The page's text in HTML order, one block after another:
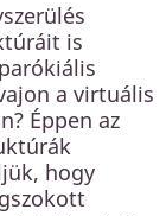
is
a virtuális
Éppen az
hogy